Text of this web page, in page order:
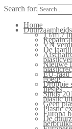
Search for:
Home
1 t/m 7
VN
De
Nieuwe
EU-raad
goed!
Droppie
flesjes
Sinds
plastic
Geen
Plastic
Europa
De